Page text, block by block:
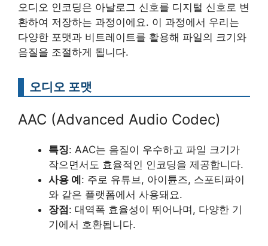
오디오 인코딩은 아날로그 신호를 디지털 신호로 변
환하여 저장하는 과정이에요. 이 과정에서 우리는
다양한 포맷과 비트레이트를 활용해 파일의 크기와
음질을 조절하게 됩니다.
오디오 포맷
AAC (Advanced Audio Codec)
특징: AAC는 음질이 우수하고 파일 크기가
작으면서도 효율적인 인코딩을 제공합니다.
사용 예: 주로 유튜브, 아이튠즈, 스포티파이
와 같은 플랫폼에서 사용돼요.
장점: 대역폭 효율성이 뛰어나며, 다양한 기
기에서 호환됩니다.